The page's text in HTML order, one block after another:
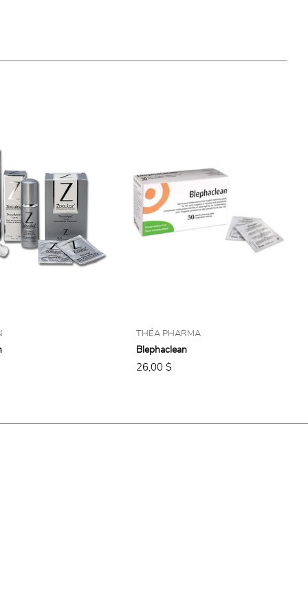
THÉA PHARMA
Blephaclean
26,00 $